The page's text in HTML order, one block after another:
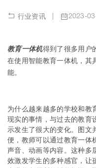
行业资讯| 2023-
教育一体机得到了很多用户
在使用智能教育一体机，其
能。
为什么越来越多的学校和教
现实的事情，与过去的教育
示发生了很大的变化。图文
便，教师可以通过教育一体
声音、动画等内容。这种多
效激发学生的多种感官，让